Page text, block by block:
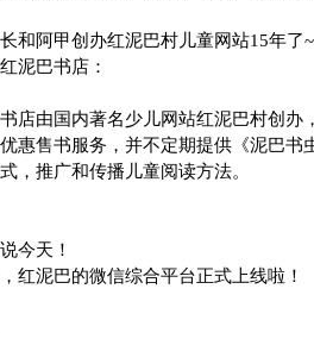
和阿甲创办红泥巴村儿童网站15年了~
泥巴书店：
店由国内著名少儿网站红泥巴村创
惠售书服务，并不定期提供《泥巴
，推广和传播儿童阅读方法。
今天！
红泥巴的微信综合平台正式上线啦！